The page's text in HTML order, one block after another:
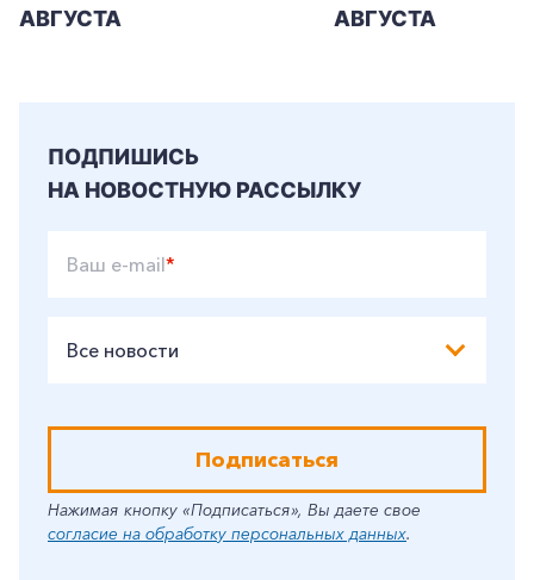
Заказать обратный звонок
АВГУСТА
АВГУСТА
ПОДПИШИСЬ
НА НОВОСТНУЮ РАССЫЛКУ
Ваш e-mail*
Все новости
Подписаться
Нажимая кнопку «Подписаться», Вы даете свое
согласие на обработку персональных данных.